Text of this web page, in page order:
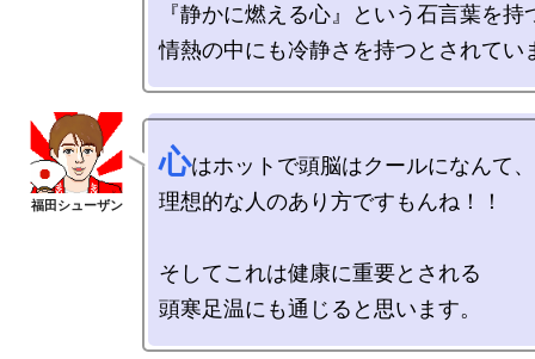
『静かに燃える心』という石言葉を持
心はホットで頭脳はクールになんて、
理想的な人のあり方ですもんね！！
そしてこれは健康に重要とされる